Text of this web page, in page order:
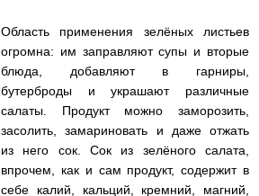
Область применения зелёных листьев
огромна: им заправляют супы и вторые
блюда, добавляют в гарниры,
бутерброды и украшают различные
салаты. Продукт можно заморозить,
засолить, замариновать и даже отжать
из него сок. Сок из зелёного салата,
впрочем, как и сам продукт, содержит в
себе калий, кальций, кремний, магний,